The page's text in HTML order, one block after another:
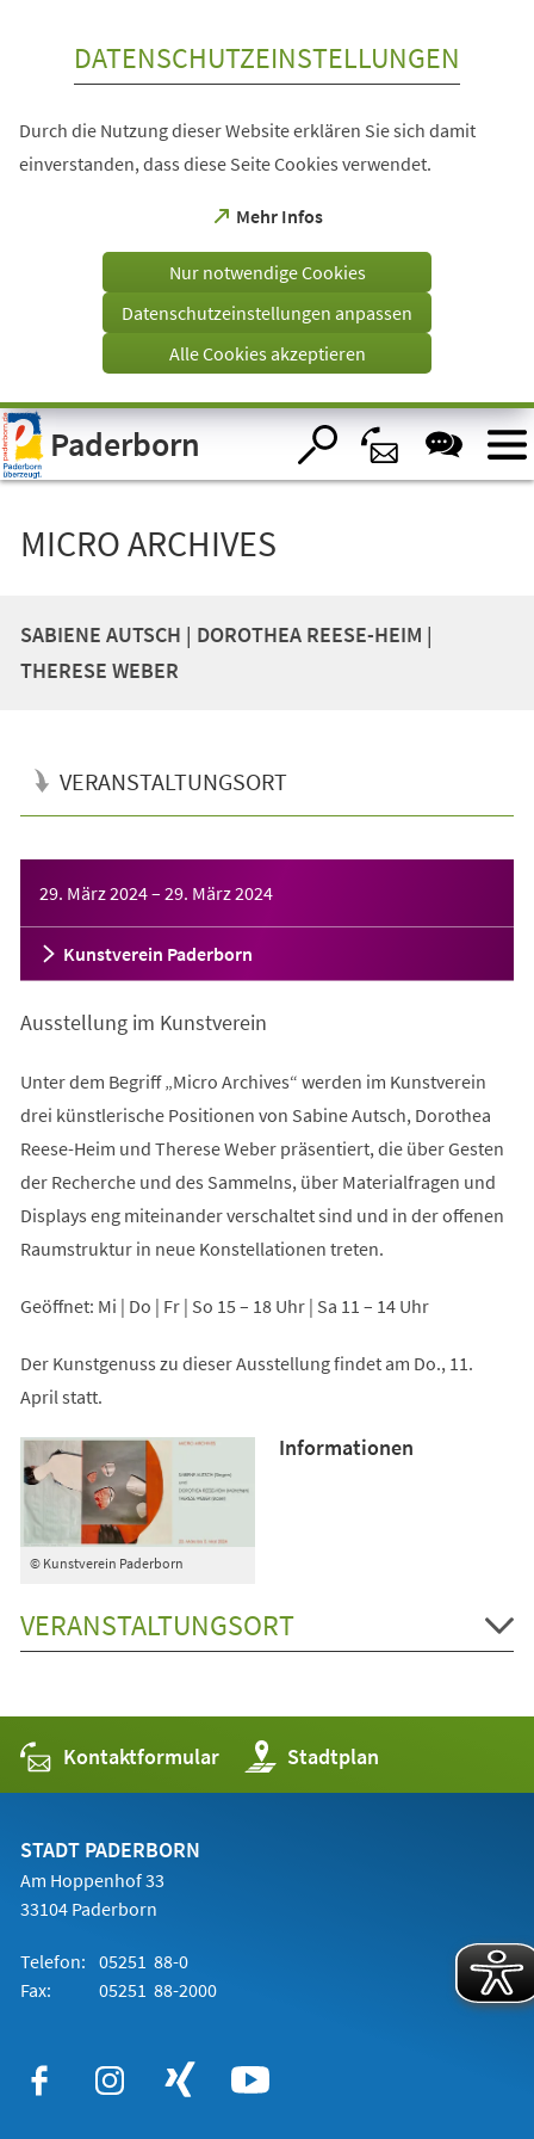
Visuelle
Assistenzsoftware
öffnen.
DATENSCHUTZEINSTELLUNGEN
Durch die Nutzung dieser Website erklären Sie sich damit
einverstanden, dass diese Seite Cookies verwendet.
Mehr Infos
(Öffnet
einem
Tab)
Nur notwendige Cookies
Datenschutzeinstellungen anpassen
Alle Cookies akzeptieren
Paderborn
MICRO ARCHIVES
SABIENE AUTSCH | DOROTHEA REESE-HEIM |
THERESE WEBER
VERANSTALTUNGSORT
29. März 2024– 29. März 2024
Kunstverein Paderborn
Ausstellung im Kunstverein
Unter dem Begriff „Micro Archives“ werden im Kunstverein
drei künstlerische Positionen von Sabine Autsch, Dorothea
Reese-Heim und Therese Weber präsentiert, die über Gesten
der Recherche und des Sammelns, über Materialfragen und
Displays eng miteinander verschaltet sind und in der offenen
Raumstruktur in neue Konstellationen treten.
Geöffnet: Mi | Do | Fr | So 15 – 18 Uhr | Sa 11 – 14 Uhr
Der Kunstgenuss zu dieser Ausstellung findet am Do., 11.
April statt.
© Kunstverein Paderborn
Informationen
VERANSTALTUNGSORT
Kontaktformular Stadtplan
(Öffnet
in
einem
STADT PADERBORN
Am Hoppenhof 33
33104 Paderborn
Telefon: 05251 88-0
Fax:
05251 88-2000